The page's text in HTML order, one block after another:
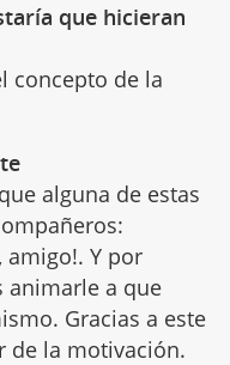
que hicieran
concepto de la
alguna de estas
amigo!. Y por
animarle a que
Gracias a este
de la motivación.